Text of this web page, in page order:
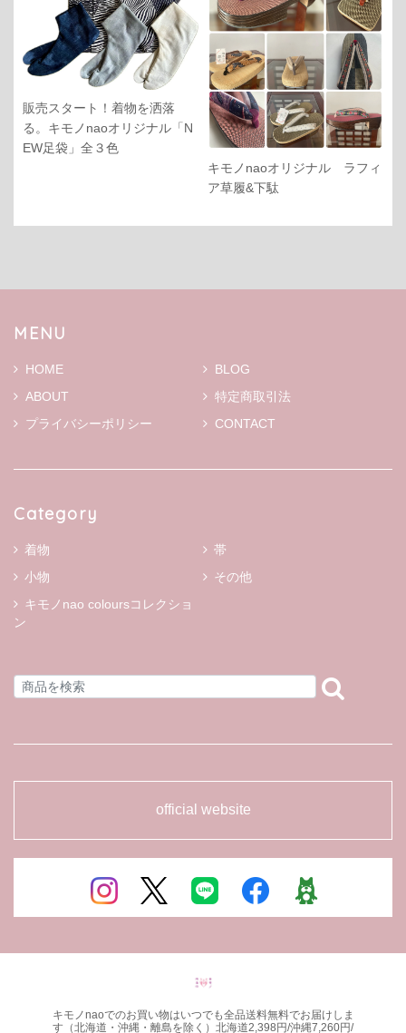
販売スタート！着物を洒落
る。キモノnaoオリジナル「N
EW足袋」全３色
キモノnaoオリジナル ラフィ
ア草履&下駄
MENU
HOME
BLOG
ABOUT
特定商取引法
プライバシーポリシー
CONTACT
Category
着物
帯
小物
その他
キモノnao coloursコレクショ
ン
official website
キモノnaoでのお買い物はいつでも全品送料無料でお届けしま
す（北海道・沖縄・離島を除く）北海道2,398円/沖縄7,260円/